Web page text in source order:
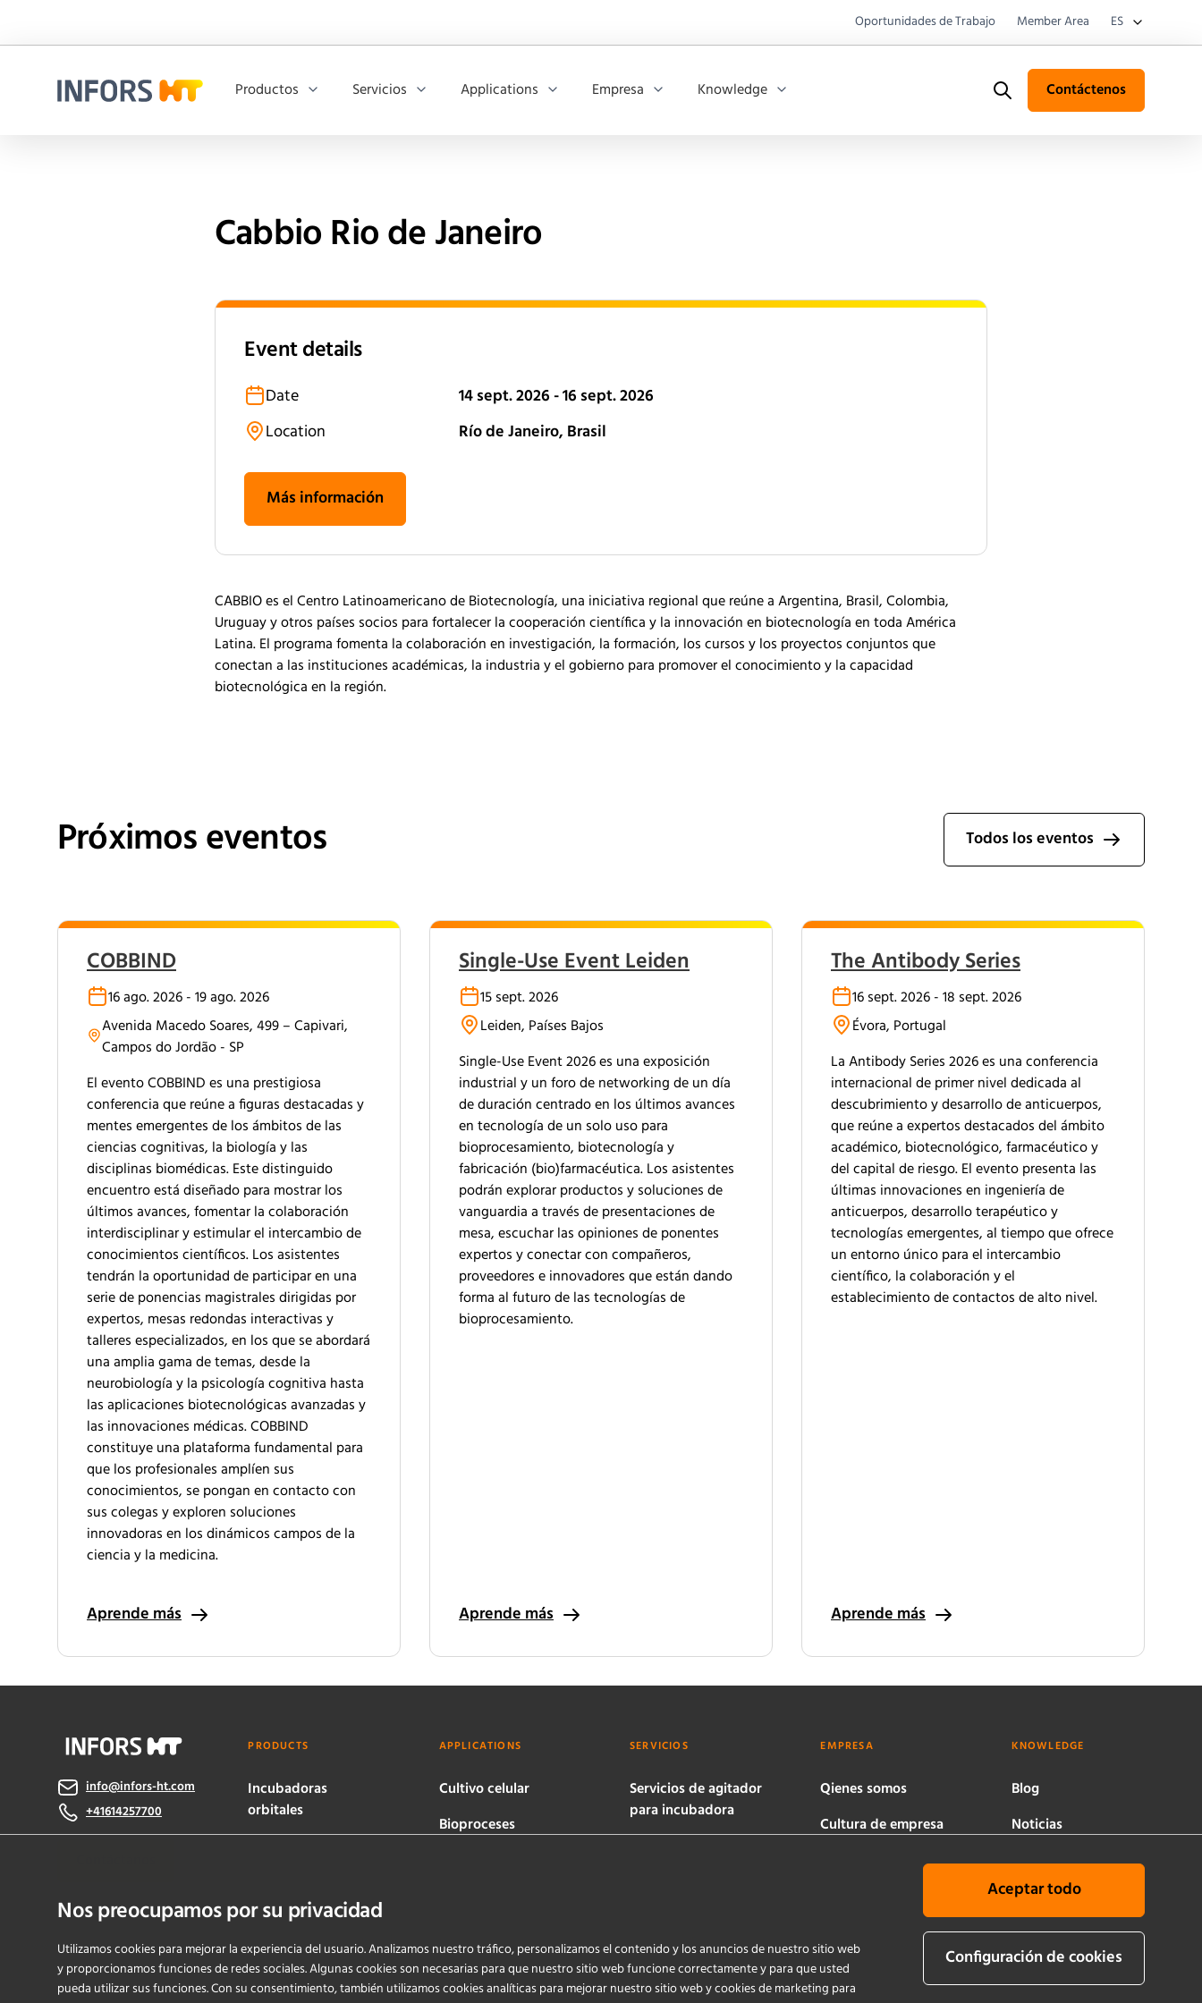
Oportunidades de Trabajo Member Area ES
Productos Servicios Applications Empresa Knowledge Search Contáctenos
Cabbio Rio de Janeiro
Event details
Date
14 sept. 2026 - 16 sept. 2026
Location
Río de Janeiro, Brasil
Más información
CABBIO es el Centro Latinoamericano de Biotecnología, una iniciativa regional que reúne a Argentina, Brasil, Colombia,
Uruguay y otros países socios para fortalecer la cooperación científica y la innovación en biotecnología en toda América
Latina. El programa fomenta la colaboración en investigación, la formación, los cursos y los proyectos conjuntos que
conectan a las instituciones académicas, la industria y el gobierno para promover el conocimiento y la capacidad
biotecnológica en la región.
Próximos eventos Todos los eventos
COBBIND
16 ago. 2026 - 19 ago. 2026
Avenida Macedo Soares, 499 – Capivari,
Campos do Jordão - SP
El evento COBBIND es una prestigiosa
conferencia que reúne a figuras destacadas y
mentes emergentes de los ámbitos de las
ciencias cognitivas, la biología y las
disciplinas biomédicas. Este distinguido
encuentro está diseñado para mostrar los
últimos avances, fomentar la colaboración
interdisciplinar y estimular el intercambio de
conocimientos científicos. Los asistentes
tendrán la oportunidad de participar en una
serie de ponencias magistrales dirigidas por
expertos, mesas redondas interactivas y
talleres especializados, en los que se abordará
una amplia gama de temas, desde la
neurobiología y la psicología cognitiva hasta
las aplicaciones biotecnológicas avanzadas y
las innovaciones médicas. COBBIND
constituye una plataforma fundamental para
que los profesionales amplíen sus
conocimientos, se pongan en contacto con
sus colegas y exploren soluciones
innovadoras en los dinámicos campos de la
ciencia y la medicina.
Aprende más
Single-Use Event Leiden
15 sept. 2026
Leiden, Países Bajos
Single-Use Event 2026 es una exposición
industrial y un foro de networking de un día
de duración centrado en los últimos avances
en tecnología de un solo uso para
bioprocesamiento, biotecnología y
fabricación (bio)farmacéutica. Los asistentes
podrán explorar productos y soluciones de
vanguardia a través de presentaciones de
mesa, escuchar las opiniones de ponentes
expertos y conectar con compañeros,
proveedores e innovadores que están dando
forma al futuro de las tecnologías de
bioprocesamiento.
Aprende más
The Antibody Series
16 sept. 2026 - 18 sept. 2026
Évora, Portugal
La Antibody Series 2026 es una conferencia
internacional de primer nivel dedicada al
descubrimiento y desarrollo de anticuerpos,
que reúne a expertos destacados del ámbito
académico, biotecnológico, farmacéutico y
del capital de riesgo. El evento presenta las
últimas innovaciones en ingeniería de
anticuerpos, desarrollo terapéutico y
tecnologías emergentes, al tiempo que ofrece
un entorno único para el intercambio
científico, la colaboración y el
establecimiento de contactos de alto nivel.
Aprende más
Nos preocupamos por su privacidad
Utilizamos cookies para mejorar la experiencia del usuario. Analizamos nuestro tráfico, personalizamos el contenido y los anuncios de nuestro sitio web
y proporcionamos funciones de redes sociales. Algunas cookies son necesarias para que nuestro sitio web funcione correctamente y para que usted
pueda utilizar sus funciones. Con su consentimiento, también utilizamos cookies analíticas para mejorar nuestro sitio web y cookies de marketing para
Aceptar todo
Configuración de cookies
info@infors-ht.com
+41614257700
PRODUCTS
Incubadoras
orbitales
APPLICATIONS
Cultivo celular
Bioproceses
SERVICIOS
Servicios de agitador
para incubadora
plataforma de
bioprocesos eve
EMPRESA
Qienes somos
Cultura de empresa
Política de calidad y
sostenibilidad
KNOWLEDGE
Blog
Noticias
Publicaciones
Eventos